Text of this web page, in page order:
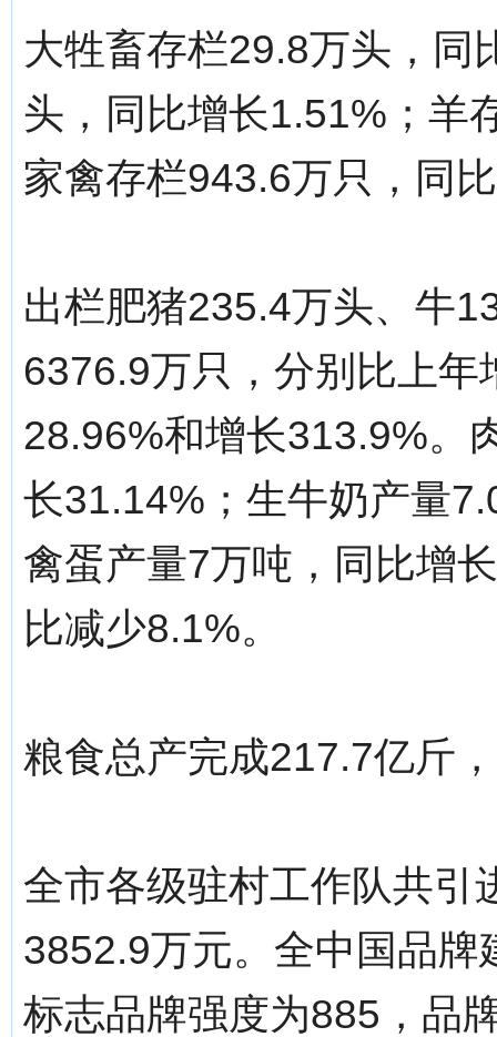
大牲畜存栏29.8万头，同
头，同比增长1.51%；羊
家禽存栏943.6万只，同
出栏肥猪235.4万头、牛
6376.9万只，分别比上
28.96%和增长313.9%。
长31.14%；生牛奶产量
禽蛋产量7万吨，同比增
比减少8.1%。
粮食总产完成217.7亿斤
全市各级驻村工作队共引
3852.9万元。全中国品
标志品牌强度为885，品